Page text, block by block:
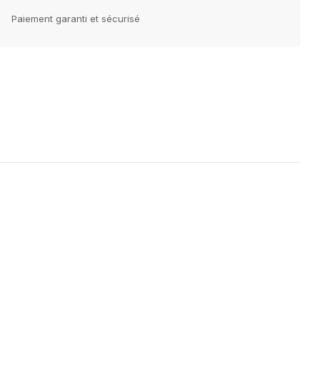
Paiement garanti et sécurisé